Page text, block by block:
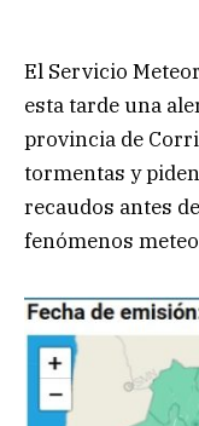
El Servicio
esta tarde una
provincia de
tormentas y
recaudos antes
fenómenos